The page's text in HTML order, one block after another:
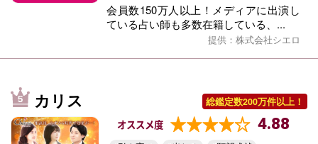
会員数150万人以上！メディアに出演し
ている占い師も多数在籍している、...
提供：株式会社シエロ
カリス 総鑑定数200万件以上！
オススメ度 4.88